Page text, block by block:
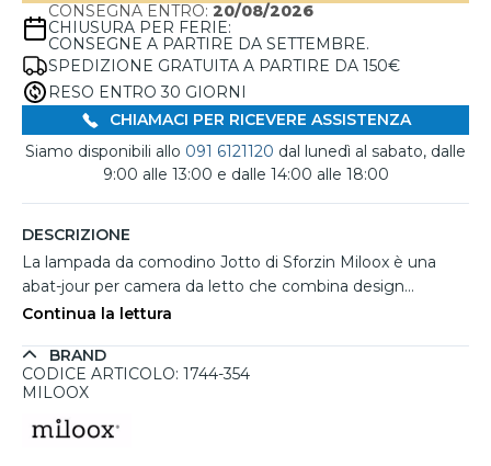
CONSEGNA ENTRO: 20/08/2026
CHIUSURA PER FERIE:
CONSEGNE A PARTIRE DA SETTEMBRE.
SPEDIZIONE GRATUITA A PARTIRE DA 150€
RESO ENTRO 30 GIORNI
CHIAMACI PER RICEVERE ASSISTENZA
Siamo disponibili allo 091 6121120 dal lunedì al sabato, dalle
9:00 alle 13:00 e dalle 14:00 alle 18:00
DESCRIZIONE
La lampada da comodino Jotto di Sforzin Miloox è una
abat-jour per camera da letto che combina design
essenziale e raffinatezza, creando un equilibrio perfetto tra
trasparente con sfumatura ambra da 15 cm diffonde una
luce calda e avvolgente, mentre la base in metallo
elegante. Il sistema di doppia inclinazione ne esalta
Continua la lettura
BRAND
CODICE ARTICOLO: 1744-354
MILOOX